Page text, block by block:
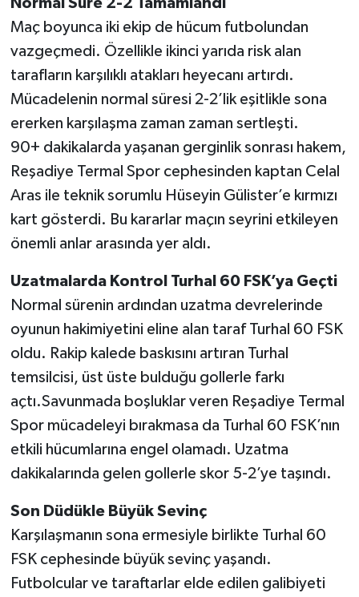
Maç boyunca iki ekip de hücum futbolundan
vazgeçmedi. Özellikle ikinci yarıda risk alan
tarafların karşılıklı atakları heyecanı artırdı.
Mücadelenin normal süresi 2-2’lik eşitlikle sona
ererken karşılaşma zaman zaman sertleşti.
90+ dakikalarda yaşanan gerginlik sonrası hakem,
Reşadiye Termal Spor cephesinden kaptan Celal
Aras ile teknik sorumlu Hüseyin Gülister’e kırmızı
kart gösterdi. Bu kararlar maçın seyrini etkileyen
önemli anlar arasında yer aldı.
Uzatmalarda Kontrol Turhal 60 FSK’ya Geçti
Normal sürenin ardından uzatma devrelerinde
oyunun hakimiyetini eline alan taraf Turhal 60 FSK
oldu. Rakip kalede baskısını artıran Turhal
temsilcisi, üst üste bulduğu gollerle farkı
açtı.Savunmada boşluklar veren Reşadiye Termal
Spor mücadeleyi bırakmasa da Turhal 60 FSK’nın
etkili hücumlarına engel olamadı. Uzatma
dakikalarında gelen gollerle skor 5-2’ye taşındı.
Son Düdükle Büyük Sevinç
Karşılaşmanın sona ermesiyle birlikte Turhal 60
FSK cephesinde büyük sevinç yaşandı.
Futbolcular ve taraftarlar elde edilen galibiyeti